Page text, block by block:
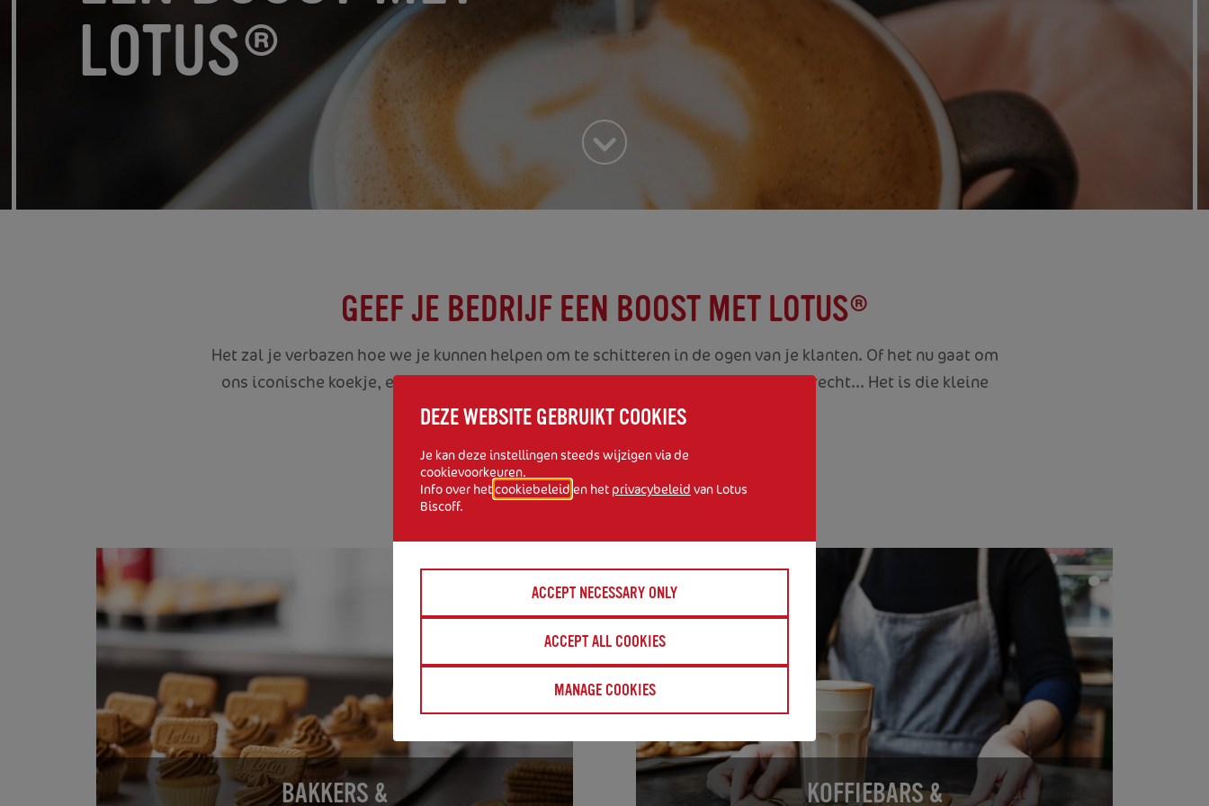
LOTUS®
GEEF JE BEDRIJF EEN BOOST MET LOTUS®
Het zal je verbazen hoe we je kunnen helpen om te schitteren in de ogen van je klanten. Of het nu gaat om
ons iconische koekje, een dessert met een unieke twist of een karakteristiek gerecht... Het is die kleine
touch die het hele verschil maakt. Laat je inspireren!
BAKKERS & KOFFIEBARS &
DEZE WEBSITE GEBRUIKT COOKIES
Je kan deze instellingen steeds wijzigen via de
cookievoorkeuren.
Info over hetcookiebeleid en het privacybeleid van Lotus
Biscoff.
ACCEPT NECESSARY ONLY
ACCEPT ALL COOKIES
MANAGE COOKIES